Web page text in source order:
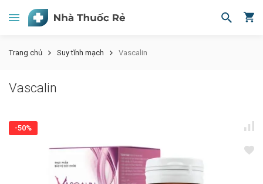
Trang chủ Suy tĩnh mạch Vascalin
Vascalin
-50%